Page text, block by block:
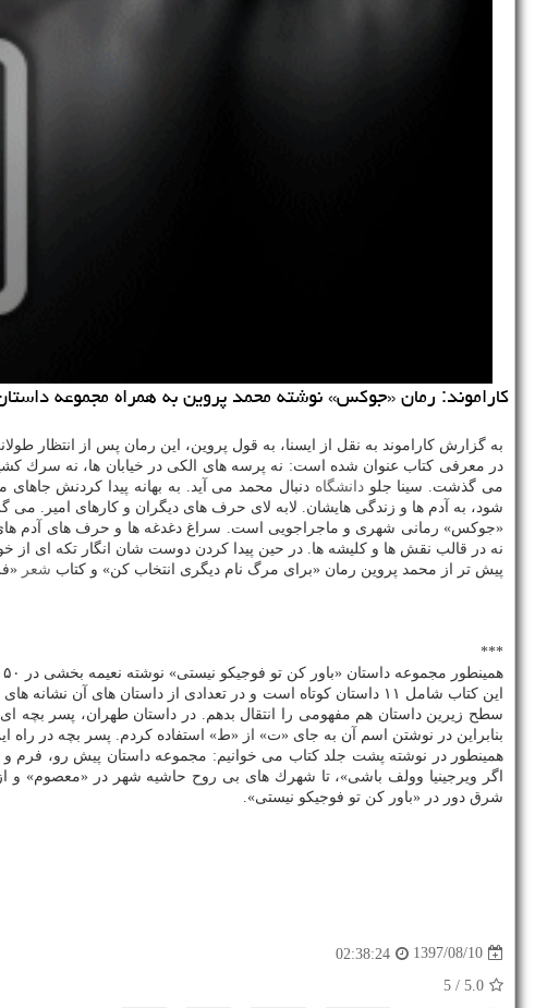
كاراموند: رمان «جوكس» نوشته محمد پروین به همراه مجموعه
به گزارش كاراموند به نقل از ایسنا، به قول پروین، این رمان پس از انتظار طولانی برای گرفتن مجوز نشر اخیرا در ۱۸۴ صفحه و
در معرفی كتاب عنوان شده است: نه پرسه های الكی در خیابان ها، نه سرك
می گذشت. سینا جلودانشگاه دنبال محمد می آید. به بهانه پیدا كردنش
شود، به آدم ها و زندگی هایشان. لابه لای حرف های دیگران و كارهای امیر.
نه در قالب نقش ها و كلیشه ها. در حین پیدا كردن دوست شان انگار تكه ای
پیش تر از محمد پروین رمان «برای مرگ نام دیگری انتخاب كن» و كتاب شعر
***
همینطور مجموعه داستان «باور كن تو فوجیكو نیستی» نوشته نعیمه بخشی در ۱۵۰ صفحه و با قیمت ۲۲هزار تومان از جانب انتشارات روزنه انتشار یافته است.
این كتاب شامل ۱۱ داستان كوتاه است و در تعدادی از داستان
سطح زیرین داستان هم مفهومی را انتقال بدهم. در داستان طهران، پسر بچه
بنابراین در نوشتن اسم آن به جای «ت» از «ط» استفاده كردم. پسر بچه در راه
همینطور در نوشته پشت جلد كتاب می خوانیم: مجموعه داستان پیش رو، فرم و
اگر ویرجینیا وولف باشی»، تا شهرك های بی روح حاشیه شهر در «معصوم» و
شرق دور در «باور كن تو فوجیكو نیستی».
1397/08/10
02:38:24
5.0
/ 5